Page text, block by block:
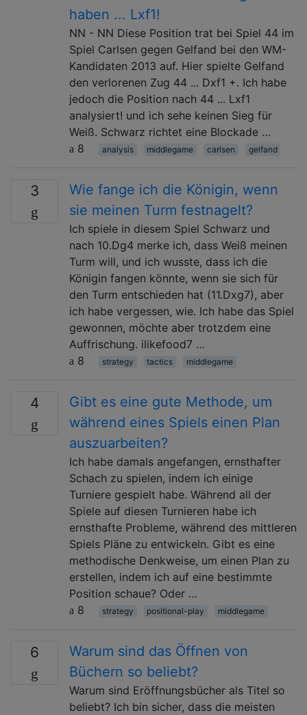
haben ... Lxf1!
NN - NN Diese Position trat bei Spiel 44 im
Spiel Carlsen gegen Gelfand bei den WM-
Kandidaten 2013 auf. Hier spielte Gelfand
den verlorenen Zug 44 ... Dxf1 +. Ich habe
jedoch die Position nach 44 ... Lxf1
analysiert! und ich sehe keinen Sieg für
Weiß. Schwarz richtet eine Blockade …
8
analysis middlegame carlsen gelfand
3
Wie fange ich die Königin, wenn
sie meinen Turm festnagelt?
Ich spiele in diesem Spiel Schwarz und
nach 10.Dg4 merke ich, dass Weiß meinen
Turm will, und ich wusste, dass ich die
Königin fangen könnte, wenn sie sich für
den Turm entschieden hat (11.Dxg7), aber
ich habe vergessen, wie. Ich habe das Spiel
gewonnen, möchte aber trotzdem eine
Auffrischung. ilikefood7 …
8
strategy tactics middlegame
4
Gibt es eine gute Methode, um
während eines Spiels einen Plan
auszuarbeiten?
Ich habe damals angefangen, ernsthafter
Schach zu spielen, indem ich einige
Turniere gespielt habe. Während all der
Spiele auf diesen Turnieren habe ich
ernsthafte Probleme, während des mittleren
Spiels Pläne zu entwickeln. Gibt es eine
methodische Denkweise, um einen Plan zu
erstellen, indem ich auf eine bestimmte
Position schaue? Oder …
8
strategy positional-play middlegame
6
Warum sind das Öffnen von
Büchern so beliebt?
Warum sind Eröffnungsbücher als Titel so
beliebt? Ich bin sicher, dass die meisten